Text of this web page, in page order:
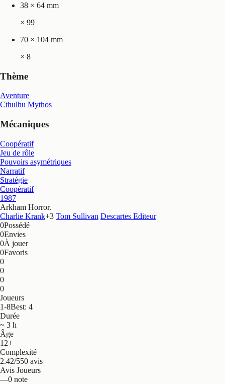
38 × 64 mm
× 99
70 × 104 mm
× 8
Thème
Aventure
Cthulhu Mythos
Mécaniques
Coopératif
Jeu de rôle
Pouvoirs asymétriques
Narratif
Stratégie
Coopératif
1987
Arkham Horror.
Charlie Krank+3 Tom Sullivan Descartes Editeur
0Possédé
0Envies
0À jouer
0Favoris
0
0
0
0
Joueurs
1-8Best: 4
Durée
~ 3 h
Âge
12+
Complexité
2.42/550 avis
Avis Joueurs
—0 note